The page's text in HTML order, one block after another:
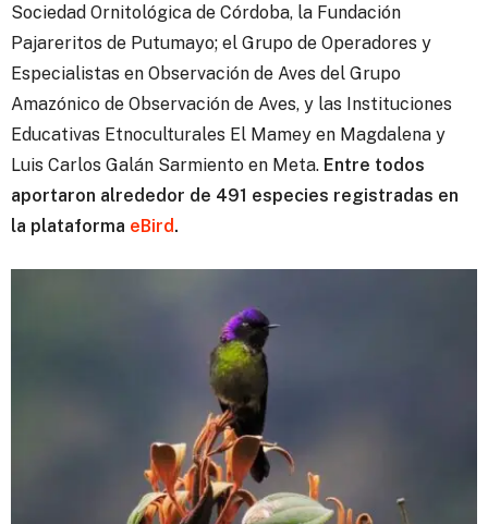
Sociedad Ornitológica de Córdoba, la Fundación
Pajareritos de Putumayo; el Grupo de Operadores y
Especialistas en Observación de Aves del Grupo
Amazónico de Observación de Aves, y las Instituciones
Educativas Etnoculturales El Mamey en Magdalena y
Luis Carlos Galán Sarmiento en Meta. Entre todos
aportaron alrededor de 491 especies registradas en
la plataforma eBird.